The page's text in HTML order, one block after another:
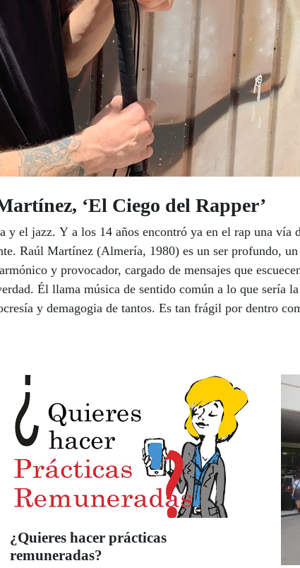
‘El Ciego del Rapper’
el jazz. Y a los 14 años encontró ya en el rap una vía
Raúl Martínez (Almería, 1980) es un ser profundo, un
y provocador, cargado de mensajes que
Él llama música de sentido común a lo que sería
y demagogia de tantos. Es tan frágil por dentro
¿Quieres hacer prácticas
remuneradas?